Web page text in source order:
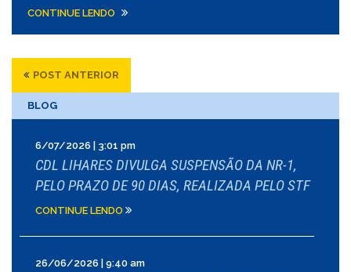
CONTINUE LENDO
POST ANTERIOR
BLOG
6/07/2026 | 3:01 pm
CDL LIHARES DIVULGA SUSPENSÃO DA NR-1,
PELO PRAZO DE 90 DIAS, REALIZADA PELO STF
CONTINUE LENDO
26/06/2026 | 9:40 am